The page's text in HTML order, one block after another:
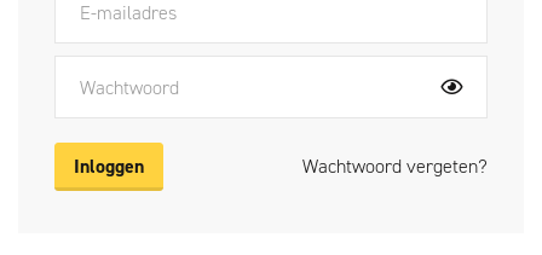
Inloggen Wachtwoord vergeten?